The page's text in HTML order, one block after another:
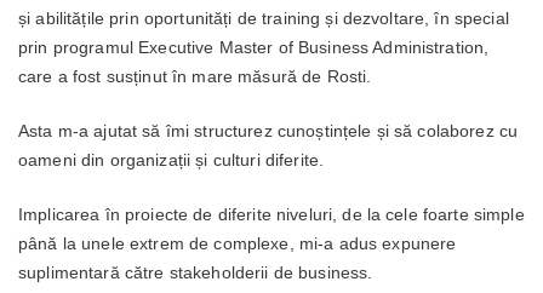
și abilitățile prin oportunități de training și dezvoltare, în special
prin programul Executive Master of Business Administration,
care a fost susținut în mare măsură de Rosti.
Asta m-a ajutat să îmi structurez cunoștințele și să colaborez cu
oameni din organizații și culturi diferite.
Implicarea în proiecte de diferite niveluri, de la cele foarte simple
până la unele extrem de complexe, mi-a adus expunere
suplimentară către stakeholderii de business.